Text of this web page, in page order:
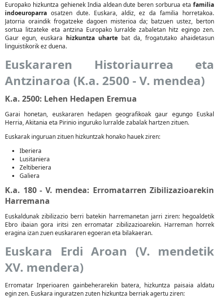
Europako hizkuntza gehienek India aldean dute beren sorburua eta familia
indoeuroparra osatzen dute. Euskara, aldiz, ez da familia horretakoa.
Jatorria oraindik frogatzeke dagoen misterioa da; batzuen ustez, berton
sortua litzateke eta antzina Europako lurralde zabaletan hitz egingo zen.
Gaur egun, euskara hizkuntza uharte bat da, frogatutako ahaidetasun
linguistikorik ez duena.
Euskararen Historiaurrea eta
Antzinaroa (K.a. 2500 - V. mendea)
K.a. 2500: Lehen Hedapen Eremua
Garai honetan, euskararen hedapen geografikoak gaur egungo Euskal
Herria, Akitania eta Pirinio inguruko lurralde zabalak hartzen zituen.
Euskarak inguruan zituen hizkuntzak honako hauek ziren:
Iberiera
Lusitaniera
Zeltiberiera
Galiera
K.a. 180 - V. mendea: Erromatarren Zibilizazioarekin
Harremana
Euskaldunak zibilizazio berri batekin harremanetan jarri ziren: hegoaldetik
Ebro ibaian gora iritsi zen erromatar zibilizazioarekin. Harreman horrek
eragina izan zuen euskararen egoeran eta bilakaeran.
Euskara Erdi Aroan (V. mendetik
XV. mendera)
Erromatar Inperioaren gainbeherarekin batera, hizkuntza paisaia aldatu
egin zen. Euskara inguratzen zuten hizkuntza berriak agertu ziren: